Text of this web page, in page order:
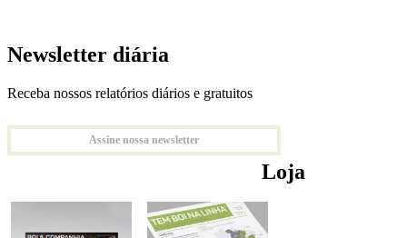
Newsletter diária
Receba nossos relatórios diários e gratuitos
Assine nossa newsletter
Loja